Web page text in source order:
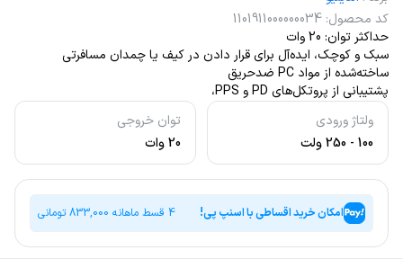
ولتاژ ورودی
100 - 250 ولت
توان خروجی
20 وات
کد محصول:
1101911000000034
حداکثر توان: 20 وات
سبک و کوچک، ایده‌آل برای قرار دادن در کیف یا چمدان مسافرتی
ساخته‌شده از مواد PC ضدحریق
پشتیبانی از پروتکل‌های PD و PPS،
امکان خرید اقساطی با اسنپ پی! 4 قسط ماهانه 833,000 تومانی